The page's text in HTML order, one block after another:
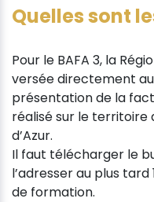
Quelles sont
Pour le BAFA 3, la
versée directement
présentation de la
réalisé sur le
d’Azur.
Il faut télécharger le
l’adresser au plus
de formation.